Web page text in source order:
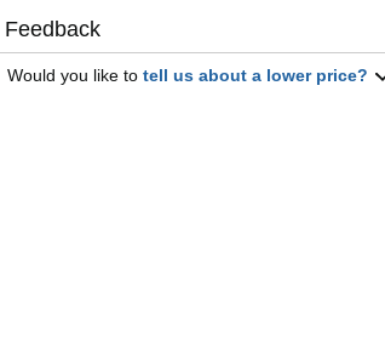
Feedback
Would you like totell us about a lower price?